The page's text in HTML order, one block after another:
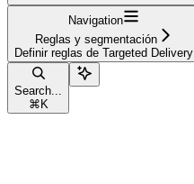
Navigation
Reglas y segmentación
Definir reglas de Targeted Delivery
Search...
⌘ K